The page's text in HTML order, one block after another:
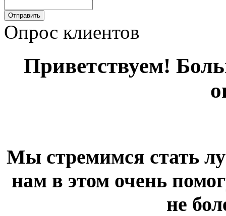
Опрос клиентов
Приветствуем!
Мы стремимся стать
нам в этом очень
не